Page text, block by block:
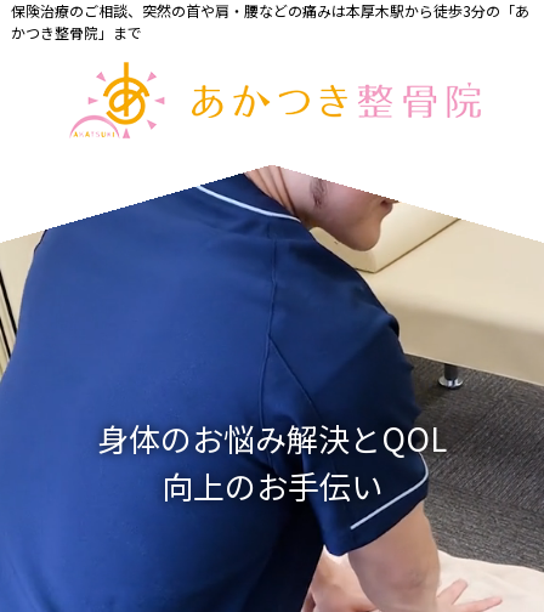
保険治療のご相談、突然の首や肩・腰などの痛みは本厚木駅から徒歩3分の「あ
かつき整骨院」まで
身体のお悩み解決とQOL
向上のお手伝い